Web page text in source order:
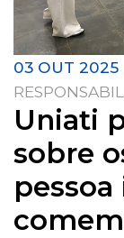
03 OUT 2025
Uniati
sobre